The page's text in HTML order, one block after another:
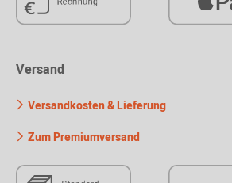
Versand
Versandkosten & Lieferung
Zum Premiumversand